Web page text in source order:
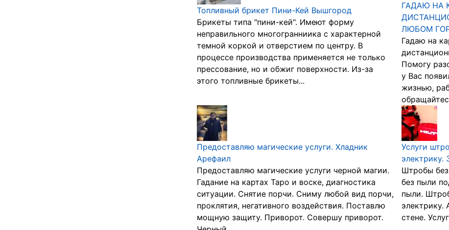
Топливный брикет Пини-Кей Вышгород
Брикеты типа "пини-кей". Имеют форму
неправильного многогранниика с характерной
темной коркой и отверстием по центру. В
процессе производства применяется не только
прессование, но и обжиг поверхности. Из-за
этого топливные брикеты...
ГАДАЮ НА
ЛЮБОМ
Гадаю на
Помогу
у Вас
жизнью,
Предоставляю магические услуги. Хладник
Арефаил
Предоставляю магические услуги черной магии.
Гадание на картах Таро и воске, диагностика
ситуации. Снятие порчи. Сниму любой вид порчи,
проклятия, негативного воздействия. Поставлю
мощную защиту. Приворот. Совершу приворот.
Услуги
электрику.
Штробы
без пыли
пыли.
электрику.
стене.